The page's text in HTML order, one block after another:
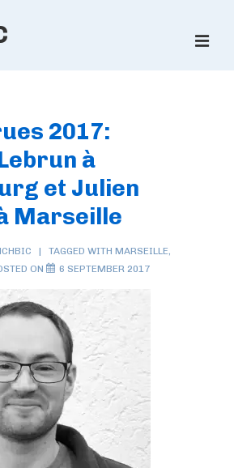
2017:
à
et Julien
Marseille
TAGGED WITH MARSEILLE,
ON 6 SEPTEMBER 2017